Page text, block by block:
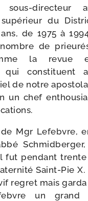
sous-​directeur
du
de 1975 à
de
la
qui consti­tuent
de notre
un chef
de Mgr Lefebvre,
fut pen­dant trente
Saint-​Pie X.
regret mais gar­da
un grand